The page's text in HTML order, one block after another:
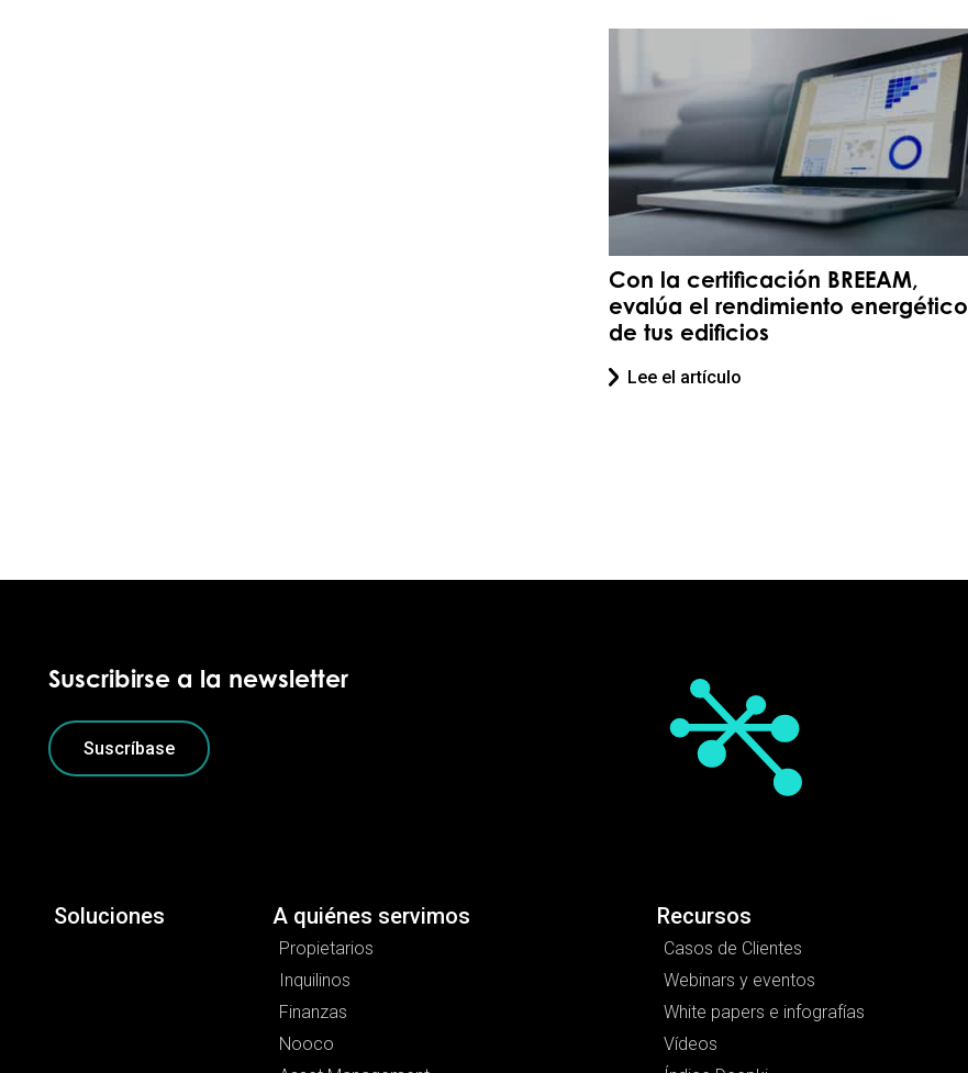
Con la certificación BREEAM,
evalúa el rendimiento energético
de tus edificios
Lee el artículo
Suscribirse a la newsletter
Suscríbase
Soluciones A quiénes servimos
Propietarios
Inquilinos
Finanzas
Nooco
Recursos
Casos de Clientes
Webinars y eventos
White papers e infografías
Vídeos